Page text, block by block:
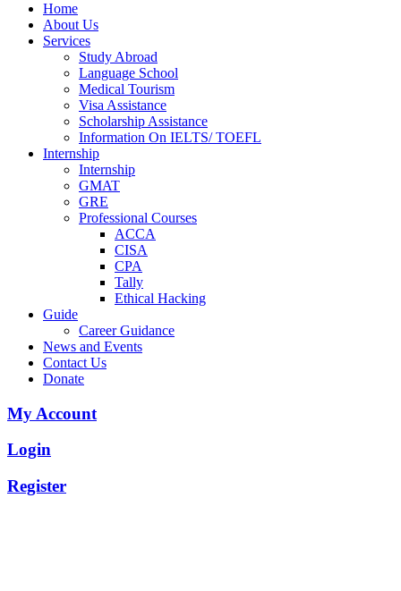
Home
About Us
Services
Study Abroad
Language School
Medical Tourism
Visa Assistance
Scholarship Assistance
Information On IELTS/ TOEFL
Internship
Internship
GMAT
GRE
Professional Courses
ACCA
CISA
CPA
Tally
Ethical Hacking
Guide
Career Guidance
News and Events
Contact Us
Donate
My Account
Login
Register